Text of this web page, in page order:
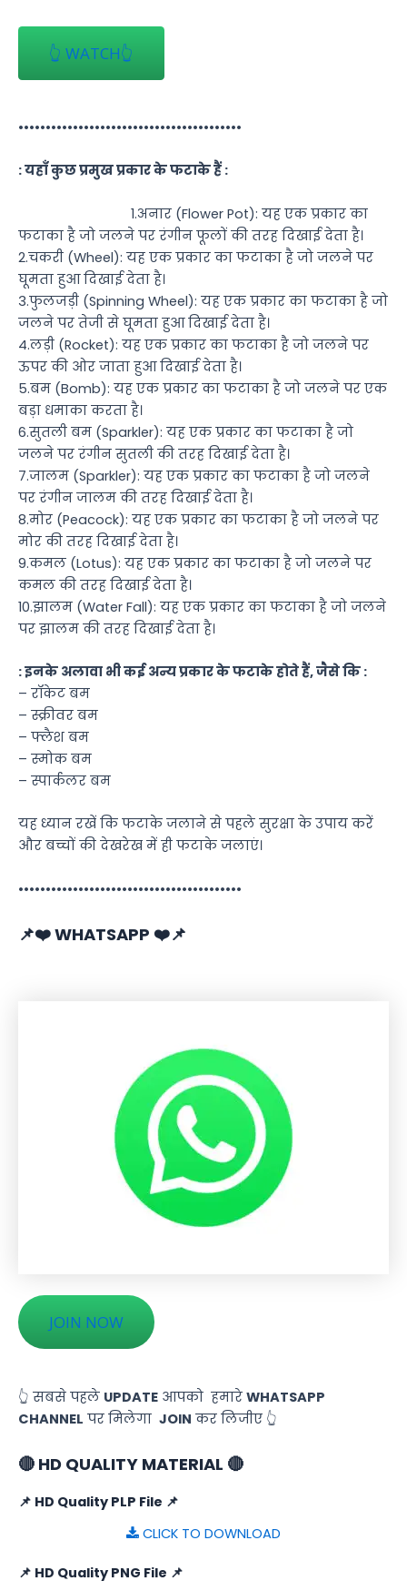
👆 WATCH👆
•••••••••••••••••••••••••••••••••••••••••
: यहाँ कुछ प्रमुख प्रकार के फटाके हैं :
1.अनार (Flower Pot): यह एक प्रकार का
फटाका है जो जलने पर रंगीन फूलों की तरह दिखाई देता है।
2.चकरी (Wheel): यह एक प्रकार का फटाका है जो जलने पर
घूमता हुआ दिखाई देता है।
3.फुलजड़ी (Spinning Wheel): यह एक प्रकार का फटाका है जो
जलने पर तेजी से घूमता हुआ दिखाई देता है।
4.लड़ी (Rocket): यह एक प्रकार का फटाका है जो जलने पर
ऊपर की ओर जाता हुआ दिखाई देता है।
5.बम (Bomb): यह एक प्रकार का फटाका है जो जलने पर एक
बड़ा धमाका करता है।
6.सुतली बम (Sparkler): यह एक प्रकार का फटाका है जो
जलने पर रंगीन सुतली की तरह दिखाई देता है।
7.जालम (Sparkler): यह एक प्रकार का फटाका है जो जलने
पर रंगीन जालम की तरह दिखाई देता है।
8.मोर (Peacock): यह एक प्रकार का फटाका है जो जलने पर
मोर की तरह दिखाई देता है।
9.कमल (Lotus): यह एक प्रकार का फटाका है जो जलने पर
कमल की तरह दिखाई देता है।
10.झालम (Water Fall): यह एक प्रकार का फटाका है जो जलने
पर झालम की तरह दिखाई देता है।
: इनके अलावा भी कई अन्य प्रकार के फटाके होते हैं, जैसे कि :
– रॉकेट बम
– स्क्रीवर बम
– फ्लैश बम
– स्मोक बम
– स्पार्कलर बम
यह ध्यान रखें कि फटाके जलाने से पहले सुरक्षा के उपाय करें
और बच्चों की देखरेख में ही फटाके जलाएं।
•••••••••••••••••••••••••••••••••••••••••
📌❤️ WHATSAPP ❤️📌
JOIN NOW
👆 सबसे पहले UPDATE आपको हमारे WHATSAPP
CHANNEL पर मिलेगा JOIN कर लिजीए 👆
🔴 HD QUALITY MATERIAL 🔴
📌 HD Quality PLP File 📌
CLICK TO DOWNLOAD
📌 HD Quality PNG File 📌